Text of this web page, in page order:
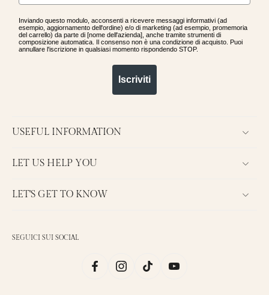
Inviando questo modulo, acconsenti a ricevere messaggi informativi (ad
esempio, aggiornamento dell'ordine) e/o di marketing (ad esempio, promemoria
del carrello) da parte di [nome dell'azienda], anche tramite strumenti di
composizione automatica. Il consenso non è una condizione di acquisto. Puoi
annullare l'iscrizione in qualsiasi momento rispondendo STOP.
Iscriviti
USEFUL INFORMATION
LET US HELP YOU
LET'S GET TO KNOW
SEGUICI SUI SOCIAL